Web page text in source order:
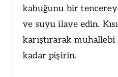
kabuğunu bir
ve suyu ilave edin.
karıştırarak muhallebi
kadar pişirin.